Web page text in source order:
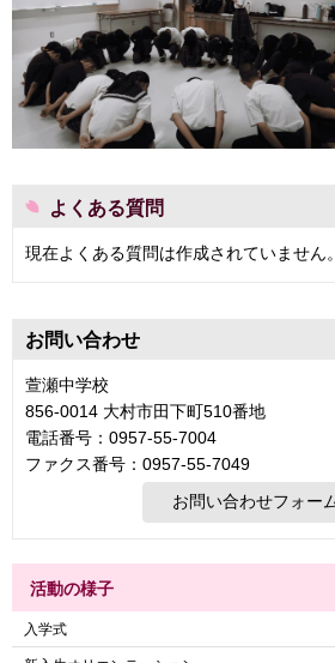
よくある質問
現在よくある質問は作成されていません。
お問い合わせ
萱瀬中学校
856-0014 大村市田下町510番地
電話番号：0957-55-7004
ファクス番号：0957-55-7049
活動の様子
入学式